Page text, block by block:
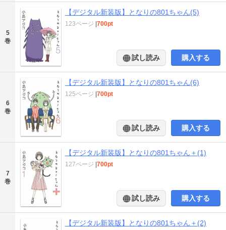
5
巻
【デジタル新装版】となりの801ちゃん(5)
123ページ |700pt
試し読み 購入する
6
巻
【デジタル新装版】となりの801ちゃん(6)
125ページ |700pt
試し読み 購入する
7
巻
【デジタル新装版】となりの801ちゃん＋(1)
127ページ |700pt
試し読み 購入する
【デジタル新装版】となりの801ちゃん＋(2)